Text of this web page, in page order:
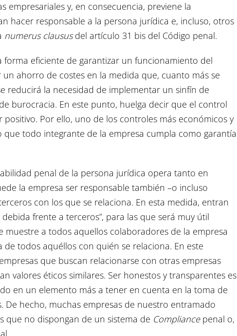
y, en consecuencia, previene la
hacer responsable a la persona jurídica e, incluso, otros
numerus claususdel artículo 31 bis del Código penal.
eficiente de garantizar un funcionamiento del
ahorro de costes en la medida que, cuanto más se
reducirá la necesidad de implementar un sinfín de
burocracia. En este punto, huelga decir que el control
Por ello, uno de los controles más económicos y
que todo integrante de la empresa cumpla como garantía
penal de la persona jurídica opera tanto en
la empresa ser responsable también –o incluso
con los que se relaciona. En esta medida, entran
frente a terceros”, para las que será muy útil
a todos aquellos colaboradores de la empresa
de todos aquéllos con quién se relaciona. En este
que buscan relacionarse con otras empresas
valores éticos similares. Ser honestos y transparentes es
en un elemento más a tener en cuenta en la toma de
hecho, muchas empresas de nuestro entramado
que no dispongan de un sistema de Compliancepenal o,